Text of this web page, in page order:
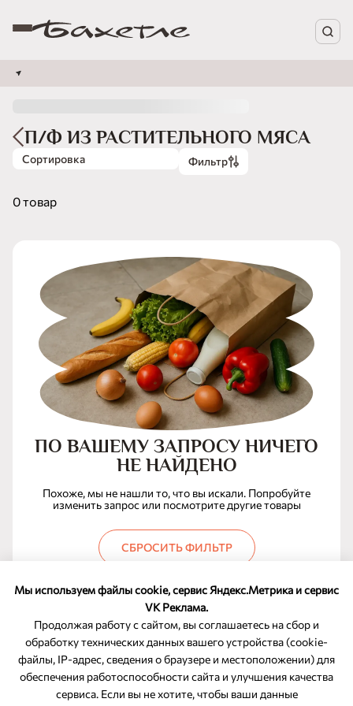
Мы используем файлы cookie, сервис Яндекс.Метрика и сервис
VK Реклама.
Продолжая работу с сайтом, вы соглашаетесь на сбор и
обработку технических данных вашего устройства (cookie-
файлы, IP-адрес, сведения о браузере и местоположении) для
обеспечения работоспособности сайта и улучшения качества
сервиса. Если вы не хотите, чтобы ваши данные
П/Ф ИЗ РАСТИТЕЛЬНОГО МЯСА
Сортировка Фильтр
0 товар
ПО ВАШЕМУ ЗАПРОСУ НИЧЕГО
НЕ НАЙДЕНО
Похоже, мы не нашли то, что вы искали. Попробуйте
изменить запрос или посмотрите другие товары
СБРОСИТЬ ФИЛЬТР
ОБРАТНАЯ СВЯЗЬ
8-800-350-46-10